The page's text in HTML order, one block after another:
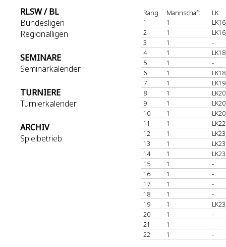
RLSW / BL
Bundesligen
Regionalligen
SEMINARE
Seminarkalender
TURNIERE
Turnierkalender
ARCHIV
Spielbetrieb
Rang Mannschaft
LK
1
1
2
1
3
1
-
4
1
5
1
-
6
1
7
1
8
1
9
1
10
1
11
1
12
1
13
1
14
1
15
1
-
16
1
-
17
1
-
18
1
-
19
1
20
1
-
21
1
-
22
1 -